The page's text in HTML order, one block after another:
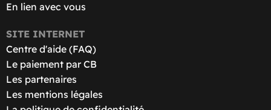
En lien avec vous
SITE INTERNET
Centre d'aide (FAQ)
Le paiement par CB
Les partenaires
Les mentions légales